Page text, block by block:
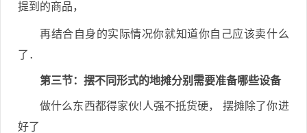
提到的商品，
再结合自身的实际情况你就知道你自己应该卖什么
了．
第三节：摆不同形式的地摊分别需要准备哪些设备
做什么东西都得家伙!人强不抵货硬， 摆摊除了你进
好了